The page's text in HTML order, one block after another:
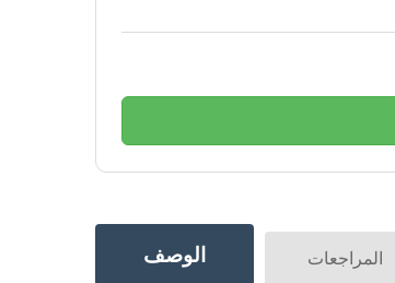
الوصف المراجعات